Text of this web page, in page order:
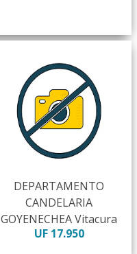
DEPARTAMENTO
CANDELARIA
GOYENECHEA Vitacura
UF 17.950